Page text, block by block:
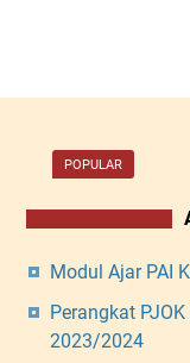
POPULAR
Modul Ajar PAI
Perangkat
2023/2024